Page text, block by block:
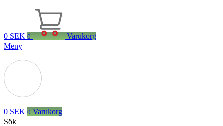
0 SEK 0
Varukorg
Meny
0 SEK 0 Varukorg
Sök